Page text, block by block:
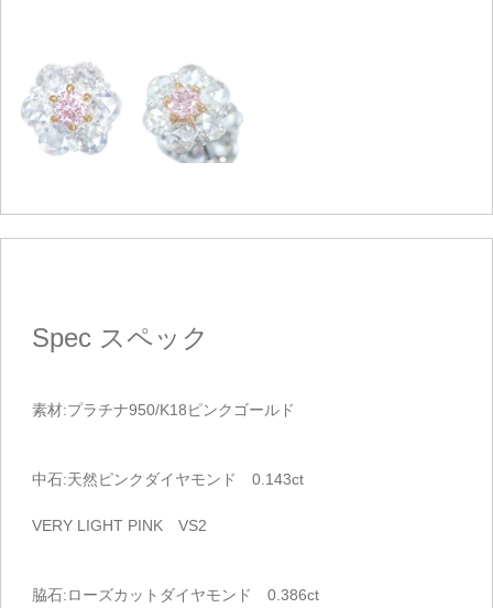
Spec スペック
素材:プラチナ950/K18ピンクゴールド
中石:天然ピンクダイヤモンド 0.143ct
VERY LIGHT PINK VS2
脇石:ローズカットダイヤモンド 0.386ct